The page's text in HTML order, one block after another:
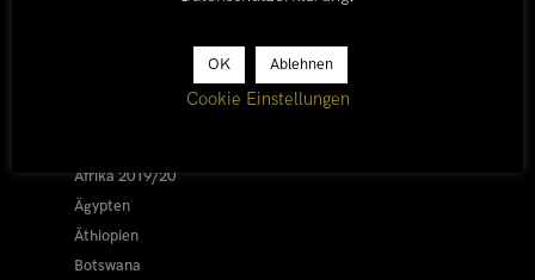
LÄNDER
Afrika 2019/20
Ägypten
Äthiopien
Botswana
OK Ablehnen
Cookie Einstellungen